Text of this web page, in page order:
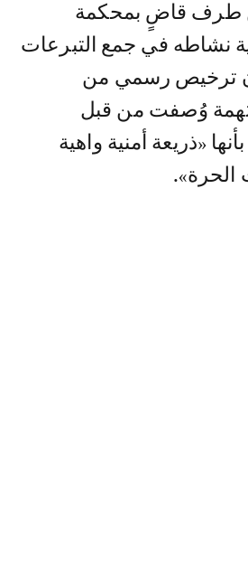
طرف قاضٍ بمحكمة
نشاطه في جمع التبرعات
ترخيص رسمي من
وُصفت من قبل
«ذريعة أمنية واهية
الحرة».